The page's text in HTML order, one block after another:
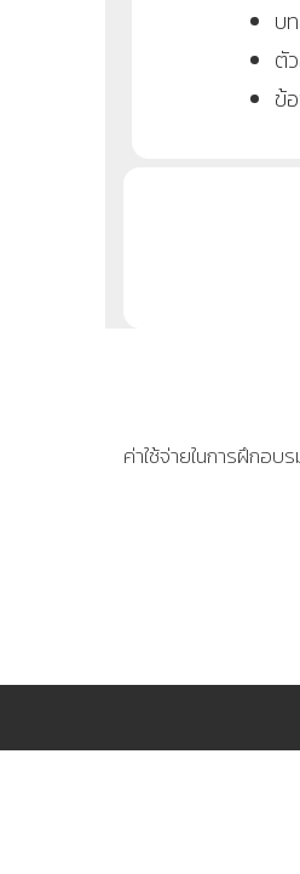
บ
ตั
ข้
ค่าใช้จ่ายในการฝึกอ